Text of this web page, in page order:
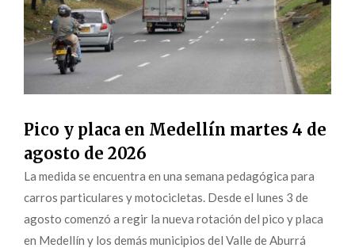
Pico y placa en Medellín martes 4 de
agosto de 2026
La medida se encuentra en una semana pedagógica para
carros particulares y motocicletas. Desde el lunes 3 de
agosto comenzó a regir la nueva rotación del pico y placa
en Medellín y los demás municipios del Valle de Aburrá